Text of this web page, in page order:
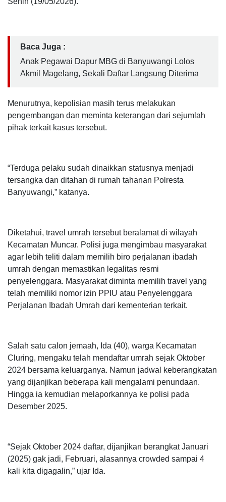
Baca Juga :
Anak Pegawai Dapur MBG di Banyuwangi Lolos
Akmil Magelang, Sekali Daftar Langsung Diterima
Menurutnya, kepolisian masih terus melakukan
pengembangan dan meminta keterangan dari sejumlah
pihak terkait kasus tersebut.
“Terduga pelaku sudah dinaikkan statusnya menjadi
tersangka dan ditahan di rumah tahanan Polresta
Banyuwangi,” katanya.
Diketahui, travel umrah tersebut beralamat di wilayah
Kecamatan Muncar. Polisi juga mengimbau masyarakat
agar lebih teliti dalam memilih biro perjalanan ibadah
umrah dengan memastikan legalitas resmi
penyelenggara. Masyarakat diminta memilih travel yang
telah memiliki nomor izin PPIU atau Penyelenggara
Perjalanan Ibadah Umrah dari kementerian terkait.
Salah satu calon jemaah, Ida (40), warga Kecamatan
Cluring, mengaku telah mendaftar umrah sejak Oktober
2024 bersama keluarganya. Namun jadwal keberangkatan
yang dijanjikan beberapa kali mengalami penundaan.
Hingga ia kemudian melaporkannya ke polisi pada
Desember 2025.
“Sejak Oktober 2024 daftar, dijanjikan berangkat Januari
(2025) gak jadi, Februari, alasannya crowded sampai 4
kali kita digagalin,” ujar Ida.